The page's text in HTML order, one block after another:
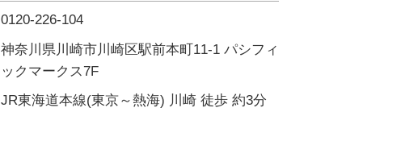
0120-226-104
神奈川県川崎市川崎区駅前本町11-1 パシフィ
ックマークス7F
JR東海道本線(東京～熱海) 川崎 徒歩 約3分